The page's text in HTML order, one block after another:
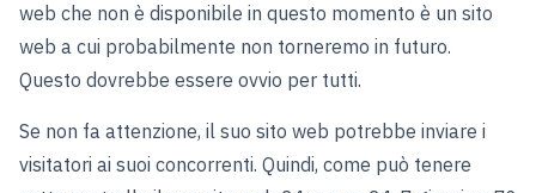
web che non è disponibile in questo momento è un sito
web a cui probabilmente non torneremo in futuro.
Questo dovrebbe essere ovvio per tutti.
Se non fa attenzione, il suo sito web potrebbe inviare i
visitatori ai suoi concorrenti. Quindi, come può tenere